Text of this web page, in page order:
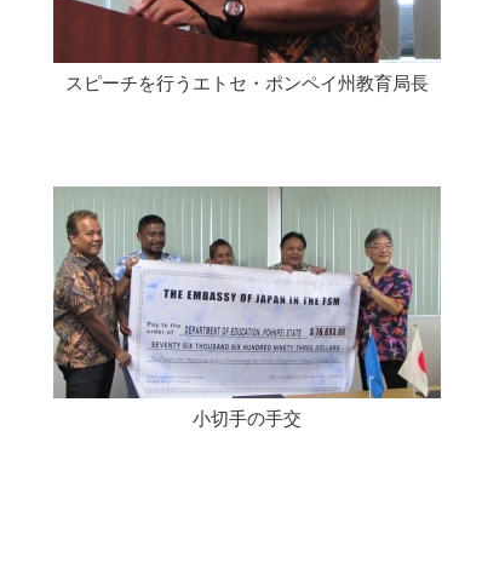
スピーチを行うエトセ・ポンペイ州教育局長
小切手の手交